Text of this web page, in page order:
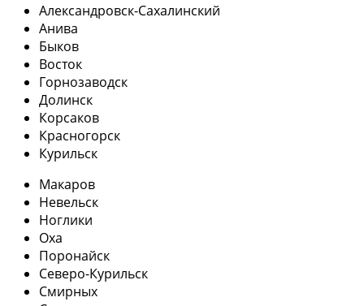
Александровск-Сахалинский
Анива
Быков
Восток
Горнозаводск
Долинск
Корсаков
Красногорск
Курильск
Макаров
Невельск
Ноглики
Оха
Поронайск
Северо-Курильск
Смирных